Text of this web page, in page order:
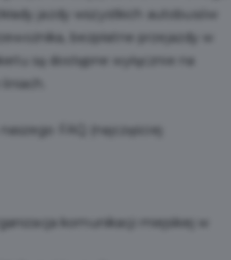
jazdy wszystkich autobusów
bezpłatne przejazdy w
są dostępne wyłącznie na
FAQ (najczęściej
komunikacji miejskiej w